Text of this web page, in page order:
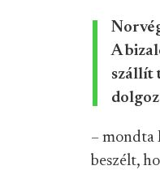
A
szállít
– mondta
beszélt,